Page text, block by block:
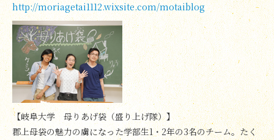
http://moriagetai1112.wixsite.com/motaiblog
【岐阜大学 母りあげ袋（盛り上げ隊）】
郡上母袋の魅力の虜になった学部生1・2年の3名のチーム。たく